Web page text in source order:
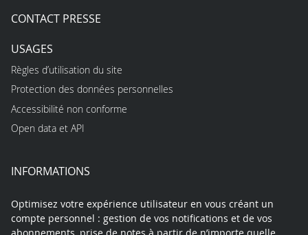
CONTACT PRESSE
USAGES
Règles d’utilisation du site
Protection des données personnelles
Accessibilité non conforme
Open data et API
INFORMATIONS
Optimisez votre expérience utilisateur en vous créant un
compte personnel : gestion de vos notifications et de vos